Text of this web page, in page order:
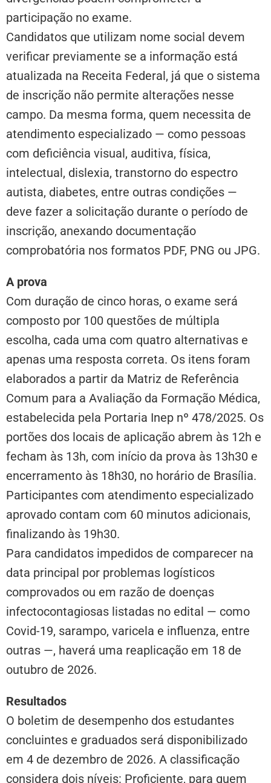
participação no exame.
Candidatos que utilizam nome social devem
verificar previamente se a informação está
atualizada na Receita Federal, já que o sistema
de inscrição não permite alterações nesse
campo. Da mesma forma, quem necessita de
atendimento especializado — como pessoas
com deficiência visual, auditiva, física,
intelectual, dislexia, transtorno do espectro
autista, diabetes, entre outras condições —
deve fazer a solicitação durante o período de
inscrição, anexando documentação
comprobatória nos formatos PDF, PNG ou JPG.
A prova
Com duração de cinco horas, o exame será
composto por 100 questões de múltipla
escolha, cada uma com quatro alternativas e
apenas uma resposta correta. Os itens foram
elaborados a partir da Matriz de Referência
Comum para a Avaliação da Formação Médica,
estabelecida pela Portaria Inep nº 478/2025. Os
portões dos locais de aplicação abrem às 12h e
fecham às 13h, com início da prova às 13h30 e
encerramento às 18h30, no horário de Brasília.
Participantes com atendimento especializado
aprovado contam com 60 minutos adicionais,
finalizando às 19h30.
Para candidatos impedidos de comparecer na
data principal por problemas logísticos
comprovados ou em razão de doenças
infectocontagiosas listadas no edital — como
Covid-19, sarampo, varicela e influenza, entre
outras —, haverá uma reaplicação em 18 de
outubro de 2026.
Resultados
O boletim de desempenho dos estudantes
concluintes e graduados será disponibilizado
em 4 de dezembro de 2026. A classificação
considera dois níveis: Proficiente, para quem